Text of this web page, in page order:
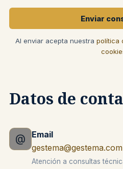
Enviar
Al enviar acepta nuestra política
Datos de
@
Email
gestema@gestema.com
Atención a consultas